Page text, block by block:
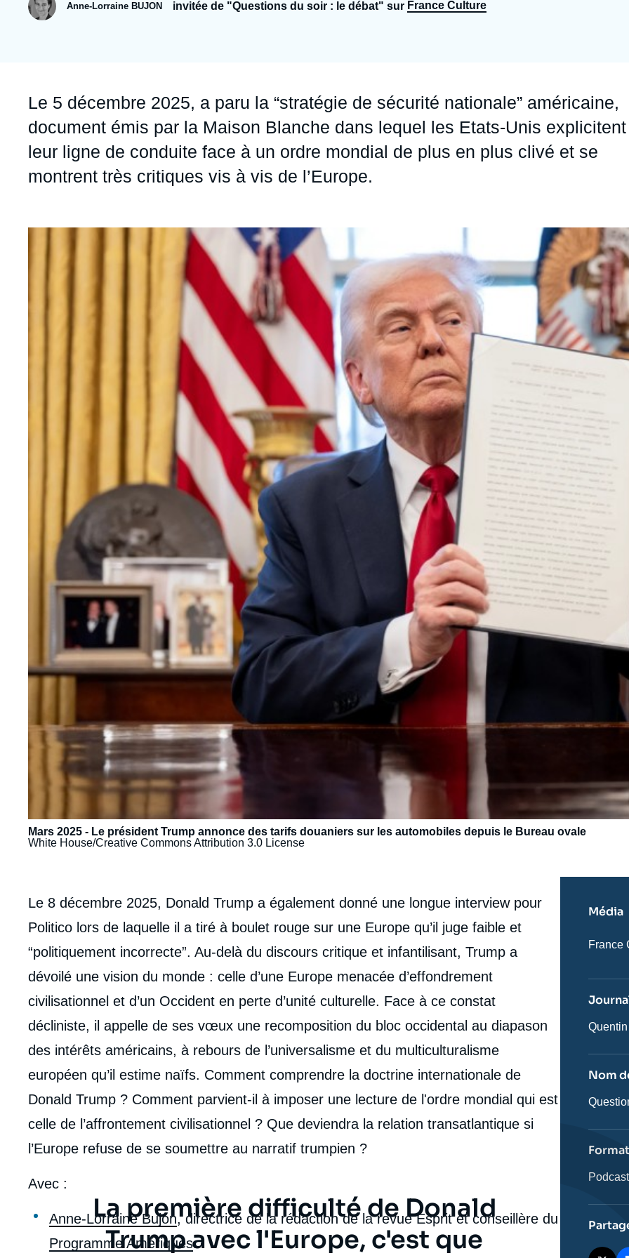
Partenariats et réseaux
Intelligence artificielle
Jeudi 17 septembre 2026 17:30
Anne-Lorraine BUJON invitée de "Questions du soir : le débat" sur France Culture
Accroche
Le 5 décembre 2025, a paru la “stratégie de sécurité nationale” américaine,
document émis par la Maison Blanche dans lequel les Etats-Unis explicitent
leur ligne de conduite face à un ordre mondial de plus en plus clivé et se
montrent très critiques vis à vis de l’Europe.
Mars 2025 - Le président Trump annonce des tarifs douaniers sur les automobiles depuis le Bureau ovale
White House/Creative Commons Attribution 3.0 License
body
Le 8 décembre 2025, Donald Trump a également donné une longue interview pour
Politico lors de laquelle il a tiré à boulet rouge sur une Europe qu’il juge faible et
“politiquement incorrecte”. Au-delà du discours critique et infantilisant, Trump a
dévoilé une vision du monde : celle d’une Europe menacée d’effondrement
civilisationnel et d’un Occident en perte d’unité culturelle. Face à ce constat
décliniste, il appelle de ses vœux une recomposition du bloc occidental au diapason
des intérêts américains, à rebours de l’universalisme et du multiculturalisme
européen qu’il estime naïfs. Comment comprendre la doctrine internationale de
Donald Trump ? Comment parvient-il à imposer une lecture de l'ordre mondial qui est
celle de l’affrontement civilisationnel ? Que deviendra la relation transatlantique si
l’Europe refuse de se soumettre au narratif trumpien ?
Avec :
Anne-Lorraine Bujon, directrice de la rédaction de la revue Esprit et conseillère du
Programme Amériques.
Texte
citation
La première difficulté de Donald
Trump avec l'Europe, c'est que
Média
Nom
revue
France
Nom
Nom
Podcast